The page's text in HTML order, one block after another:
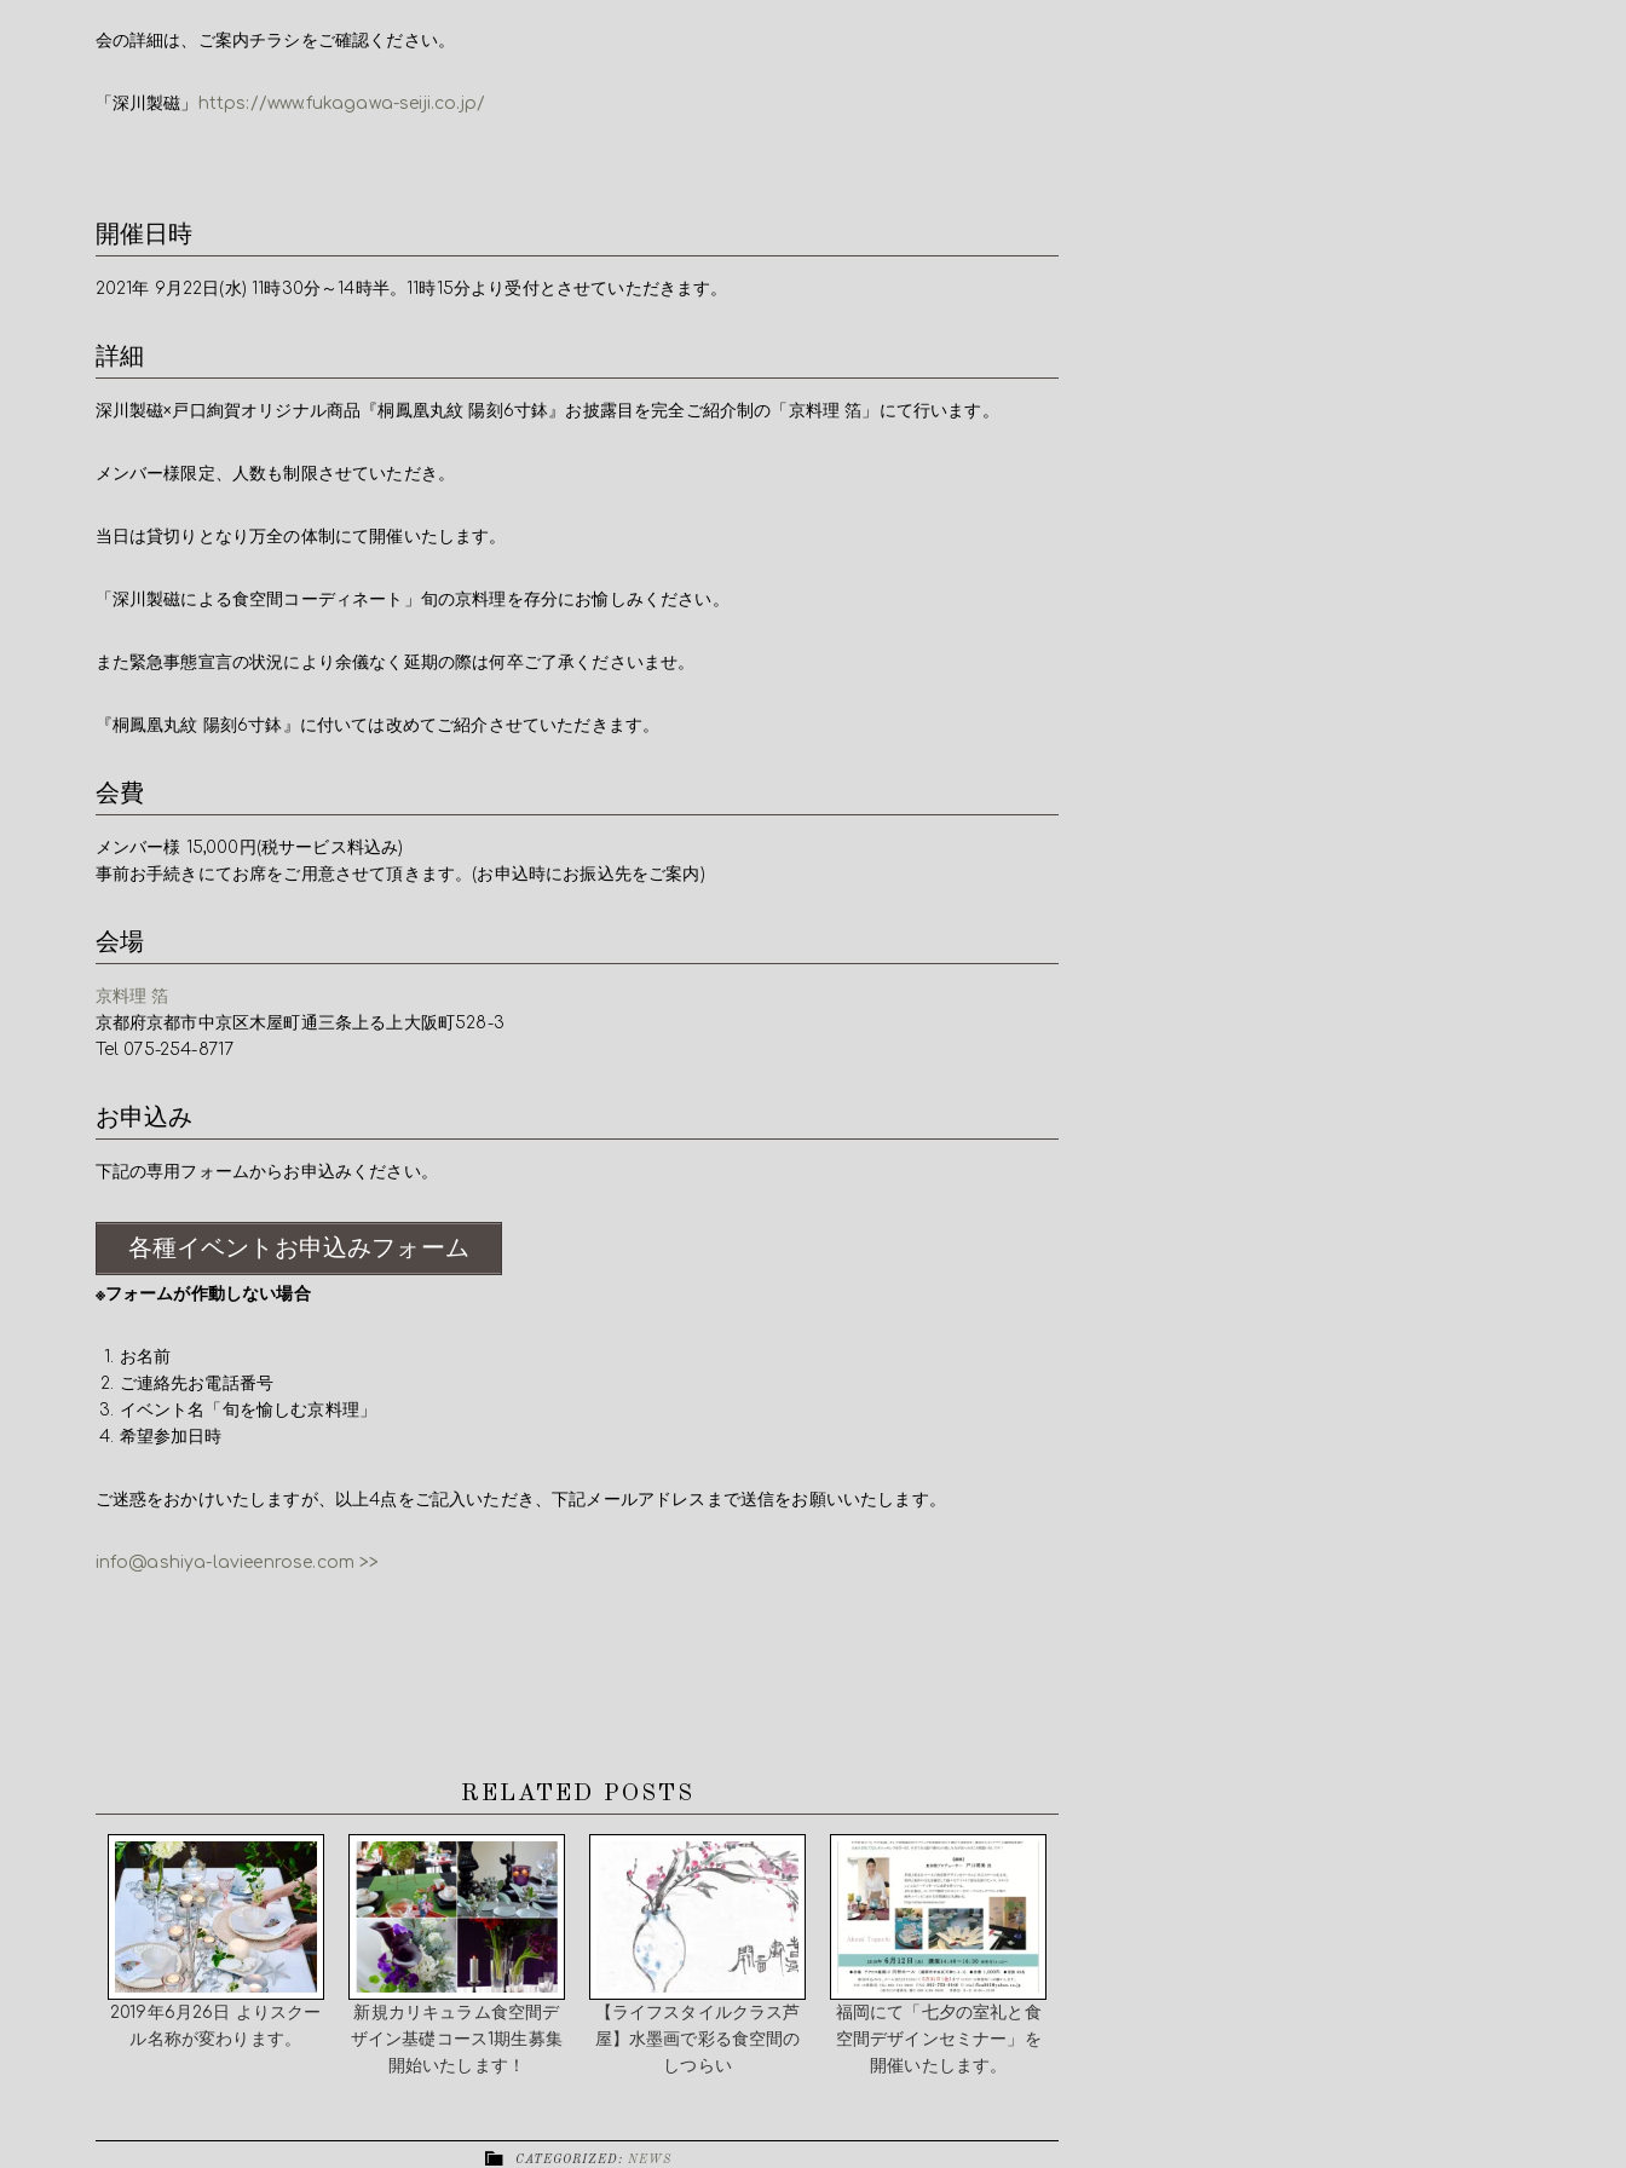
会の詳細は、ご案内チラシをご確認ください。
「深川製磁」 https://www.fukagawa-seiji.co.jp/
開催日時
2021年 9月22日(水) 11時30分～14時半。11時15分より受付とさせていただきます。
詳細
深川製磁×戸口絢賀オリジナル商品『桐鳳凰丸紋 陽刻6寸鉢』お披露目を完全ご紹介制の「京料理 箔」にて行います。
メンバー様限定、人数も制限させていただき。
当日は貸切りとなり万全の体制にて開催いたします。
「深川製磁による食空間コーディネート」旬の京料理を存分にお愉しみください。
また緊急事態宣言の状況により余儀なく延期の際は何卒ご了承くださいませ。
『桐鳳凰丸紋 陽刻6寸鉢』に付いては改めてご紹介させていただきます。
会費
メンバー様 15,000円(税サービス料込み)
事前お手続きにてお席をご用意させて頂きます。(お申込時にお振込先をご案内)
会場
京料理 箔
京都府京都市中京区木屋町通三条上る上大阪町528-3
Tel 075-254-8717
お申込み
下記の専用フォームからお申込みください。
各種イベントお申込みフォーム
※フォームが作動しない場合
お名前
ご連絡先お電話番号
イベント名「旬を愉しむ京料理」
希望参加日時
ご迷惑をおかけいたしますが、以上4点をご記入いただき、下記メールアドレスまで送信をお願いいたします。
info@ashiya-lavieenrose.com >>
RELATED POSTS
2019年6月26日 よりスクー
ル名称が変わります。
新規カリキュラム食空間デ
ザイン基礎コース1期生募集
開始いたします！
【ライフスタイルクラス芦
屋】水墨画で彩る食空間の
しつらい
福岡にて「七夕の室礼と食
空間デザインセミナー」を
開催いたします。
CATEGORIZED: NEWS